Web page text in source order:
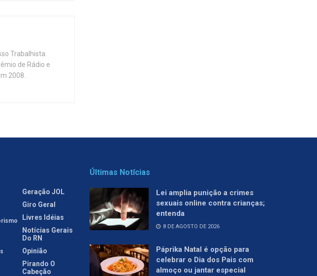
Trabalhista.
de Rádio e
2008.
Geração JOL
Giro Geral
Livres Idéias
Notícias Gerais
Do RN
Opinião
Pirando O
Cabeção
Últimas Notícias
Lei amplia punição a crimes
sexuais online contra crianças;
entenda
8 DE AGOSTO DE 2026
Páprika Natal é opção para
celebrar o Dia dos Pais com
almoço ou jantar especial